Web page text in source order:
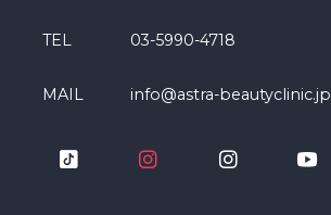
TEL 03-5990-4718
MAIL info@astra-beautyclinic.jp